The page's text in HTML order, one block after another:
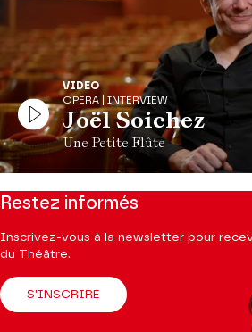
VIDEO
OPERA | INTERVIEW
Joël Soichez
Une Petite Flûte
Restez informés
Inscrivez-vous à la newsletter pour
du Théâtre.
S'INSCRIRE